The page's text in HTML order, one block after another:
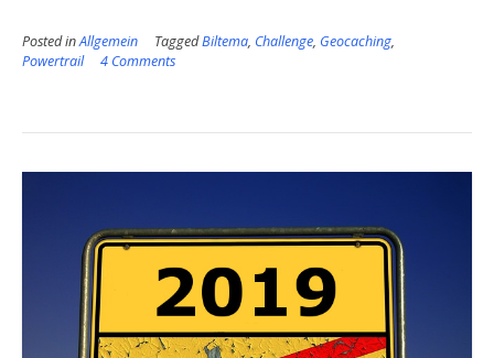
Posted inAllgemein TaggedBiltema, Challenge, Geocaching,
Powertrail
4 Comments